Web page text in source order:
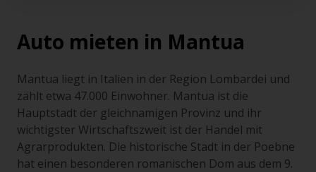
Auto mieten in Mantua
Mantua liegt in Italien in der Region Lombardei und
zählt etwa 47.000 Einwohner. Mantua ist die
Hauptstadt der gleichnamigen Provinz und ihr
wichtigster Wirtschaftszweit ist der Handel mit
Agrarprodukten. Die historische Stadt in der Poebne
hat einen besonderen romanischen Dom aus dem 9.